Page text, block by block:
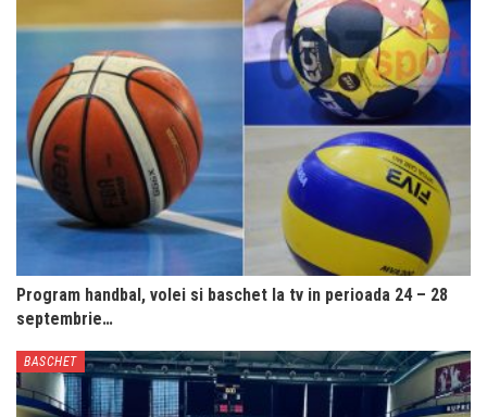
Program handbal, volei si baschet la tv in perioada 24 – 28
septembrie…
BASCHET